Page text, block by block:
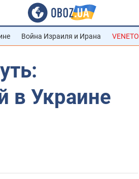
Война Израиля и Ирана VENETO
в Украине